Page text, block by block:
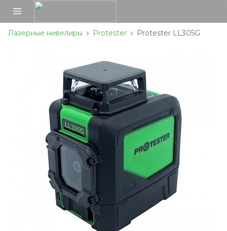
Лазерные нивелиры Protester Protester LL305G